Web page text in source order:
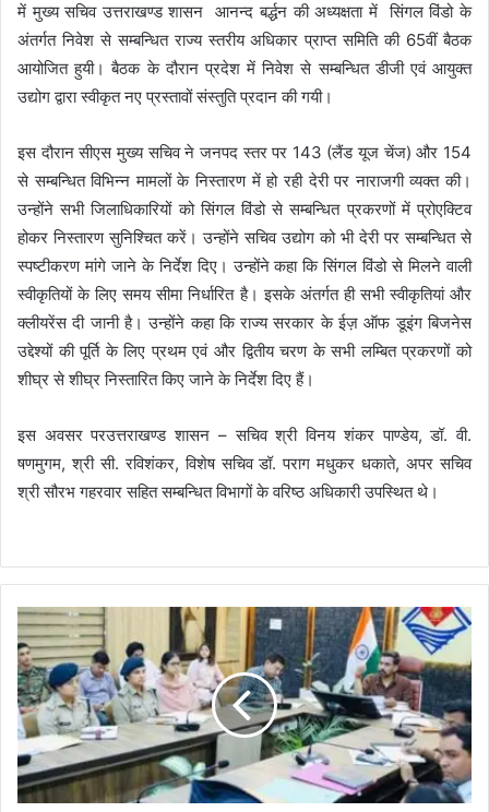
में मुख्य सचिव उत्तराखण्ड शासन आनन्द बर्द्धन की अध्यक्षता में सिंगल विंडो के
अंतर्गत निवेश से सम्बन्धित राज्य स्तरीय अधिकार प्राप्त समिति की 65वीं बैठक
आयोजित हुयी। बैठक के दौरान प्रदेश में निवेश से सम्बन्धित डीजी एवं आयुक्त
उद्योग द्वारा स्वीकृत नए प्रस्तावों संस्तुति प्रदान की गयी।
इस दौरान सीएस मुख्य सचिव ने जनपद स्तर पर 143 (लैंड यूज चेंज) और 154
से सम्बन्धित विभिन्न मामलों के निस्तारण में हो रही देरी पर नाराजगी व्यक्त की।
उन्होंने सभी जिलाधिकारियों को सिंगल विंडो से सम्बन्धित प्रकरणों में प्रोएक्टिव
होकर निस्तारण सुनिश्चित करें। उन्होंने सचिव उद्योग को भी देरी पर सम्बन्धित से
स्पष्टीकरण मांगे जाने के निर्देश दिए। उन्होंने कहा कि सिंगल विंडो से मिलने वाली
स्वीकृतियों के लिए समय सीमा निर्धारित है। इसके अंतर्गत ही सभी स्वीकृतियां और
क्लीयरेंस दी जानी है। उन्होंने कहा कि राज्य सरकार के ईज़ ऑफ डूइंग बिजनेस
उद्देश्यों की पूर्ति के लिए प्रथम एवं और द्वितीय चरण के सभी लम्बित प्रकरणों को
शीघ्र से शीघ्र निस्तारित किए जाने के निर्देश दिए हैं।
इस अवसर परउत्तराखण्ड शासन – सचिव श्री विनय शंकर पाण्डेय, डॉ. वी.
षणमुगम, श्री सी. रविशंकर, विशेष सचिव डॉ. पराग मधुकर धकाते, अपर सचिव
श्री सौरभ गहरवार सहित सम्बन्धित विभागों के वरिष्ठ अधिकारी उपस्थित थे।